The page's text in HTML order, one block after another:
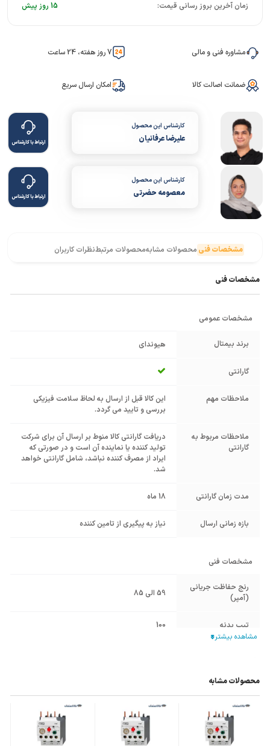
زمان آخرین بروز رسانی قیمت: 15 روز پیش
مشاوره فنی و مالی 7 روز هفته، 24 ساعت
ضمانت اصالت کالا امکان ارسال سریع
کارشناس این محصول
علیرضا عرفانیان ارتباط با کارشناس
کارشناس این محصول
معصومه حضرتی ارتباط با کارشناس
مشخصات فنی محصولات مشابهمحصولات مرتبطنظرات کاربران
مشخصات فنی
مشخصات عمومی
برند بیمتال هیوندای
گارانتی
ملاحظات مهم
این کالا قبل از ارسال به لحاظ سلامت فیزیکی
بررسی و تایید می گردد.
ملاحظات مربوط به
گارانتی
دریافت گارانتی کالا منوط بر ارسال آن برای شرکت
تولید کننده یا نماینده آن است و در صورتی که
ایراد از مصرف کننده نباشد، شامل گارانتی خواهد
شد.
مدت زمان گارانتی 18 ماه
بازه زمانی ارسال نیاز به پیگیری از تامین کننده
مشخصات فنی
رنج حفاظت جریانی
(آمپر)
59 الی 85
تیپ بدنه 100
30KW
,
37KW
سایر مشخصات
✔ حفاظت در برابر اضافه جریان AC
✔ با قابلیت نصب بر روی ریل به واسطه رابط
محصولات مشابه